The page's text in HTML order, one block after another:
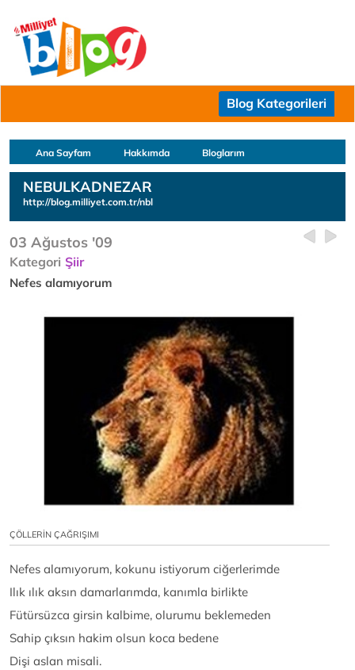
Blog Kategorileri
Ana Sayfam Hakkımda Bloglarım
NEBULKADNEZAR
http://blog.milliyet.com.tr/nbl
03 Ağustos '09
Kategori Şiir
Nefes alamıyorum
ÇÖLLERİN ÇAĞRIŞIMI
Nefes alamıyorum, kokunu istiyorum ciğerlerimde
Ilık ılık aksın damarlarımda, kanımla birlikte
Fütürsüzca girsin kalbime, olurumu beklemeden
Sahip çıksın hakim olsun koca bedene
Dişi aslan misali.